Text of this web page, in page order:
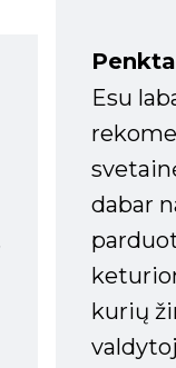
Esu
dabar
kurių